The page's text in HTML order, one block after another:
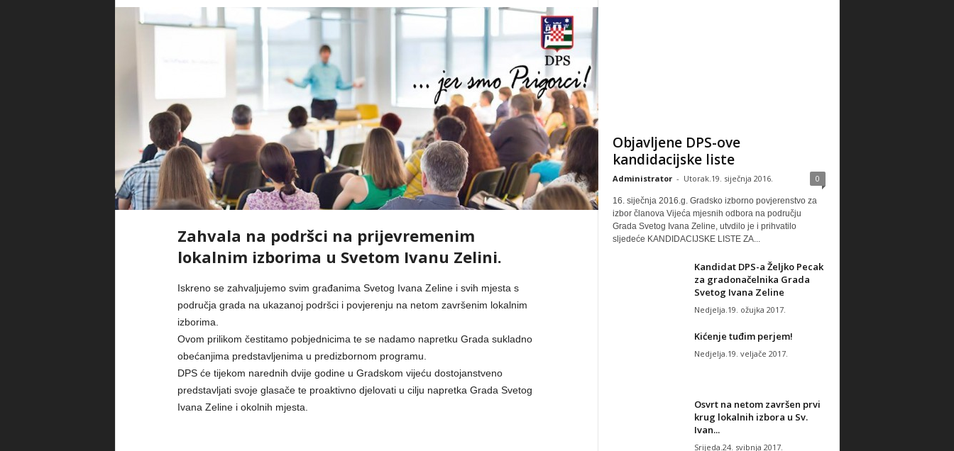
Zahvala na podršci na prijevremenim
lokalnim izborima u Svetom Ivanu Zelini.
Iskreno se zahvaljujemo svim građanima Svetog Ivana Zeline i svih mjesta s
područja grada na ukazanoj podršci i povjerenju na netom završenim lokalnim
izborima.
Ovom prilikom čestitamo pobjednicima te se nadamo napretku Grada sukladno
obećanjima predstavljenima u predizbornom programu.
DPS će tijekom narednih dvije godine u Gradskom vijeću dostojanstveno
predstavljati svoje glasače te proaktivno djelovati u cilju napretka Grada Svetog
Ivana Zeline i okolnih mjesta.
Objavljene DPS-ove
kandidacijske liste
Administrator - Utorak.19. siječnja 2016. 0
16. siječnja 2016.g. Gradsko izborno povjerenstvo za
izbor članova Vijeća mjesnih odbora na području
Grada Svetog Ivana Zeline, utvdilo je i prihvatilo
sljedeće KANDIDACIJSKE LISTE ZA...
Kandidat DPS-a Željko Pecak
za gradonačelnika Grada
Svetog Ivana Zeline
Nedjelja.19. ožujka 2017.
Kićenje tuđim perjem!
Nedjelja.19. veljače 2017.
Osvrt na netom završen prvi
krug lokalnih izbora u Sv.
Ivan...
Srijeda.24. svibnja 2017.